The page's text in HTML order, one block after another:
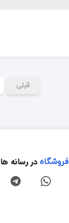
قبلی
فروشگاه در رسانه ها